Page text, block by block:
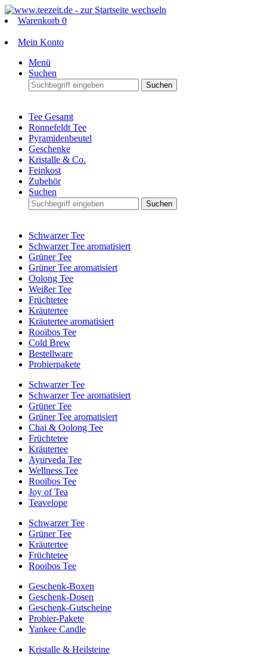
Warenkorb 0
Mein Konto
Menü
Suchen
Suchen
Tee Gesamt
Ronnefeldt Tee
Pyramidenbeutel
Geschenke
Kristalle & Co.
Feinkost
Zubehör
Suchen
Suchen
Schwarzer Tee
Schwarzer Tee aromatisiert
Grüner Tee
Grüner Tee aromatisiert
Oolong Tee
Weißer Tee
Früchtetee
Kräutertee
Kräutertee aromatisiert
Rooibos Tee
Cold Brew
Bestellware
Probierpakete
Schwarzer Tee
Schwarzer Tee aromatisiert
Grüner Tee
Grüner Tee aromatisiert
Chai & Oolong Tee
Früchtetee
Kräutertee
Ayurveda Tee
Wellness Tee
Rooibos Tee
Joy of Tea
Teavelope
Schwarzer Tee
Grüner Tee
Kräutertee
Früchtetee
Rooibos Tee
Geschenk-Boxen
Geschenk-Dosen
Geschenk-Gutscheine
Probier-Pakete
Yankee Candle
Kristalle & Heilsteine